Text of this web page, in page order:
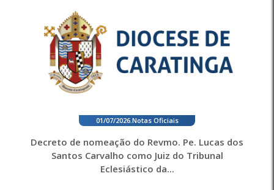
01/07/2026. Notas Oficiais
Decreto de nomeação do Revmo. Pe. Lucas dos
Santos Carvalho como Juiz do Tribunal
Eclesiástico da...